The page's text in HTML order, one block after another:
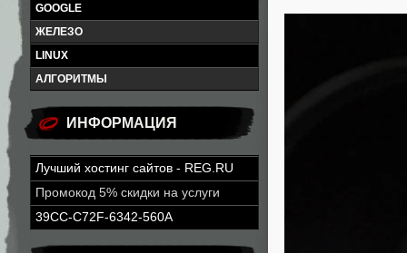
GOOGLE
ЖЕЛЕЗО
LINUX
АЛГОРИТМЫ
ИНФОРМАЦИЯ
Лучший хостинг сайтов - REG.RU
Промокод 5% скидки на услуги
39CC-C72F-6342-560A